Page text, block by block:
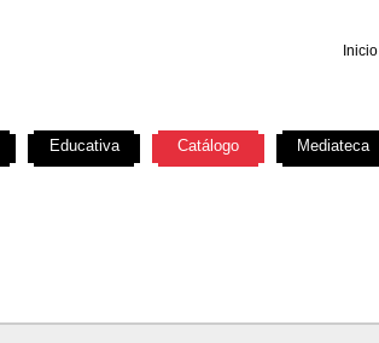
Inicio
Educativa Catálogo Mediateca